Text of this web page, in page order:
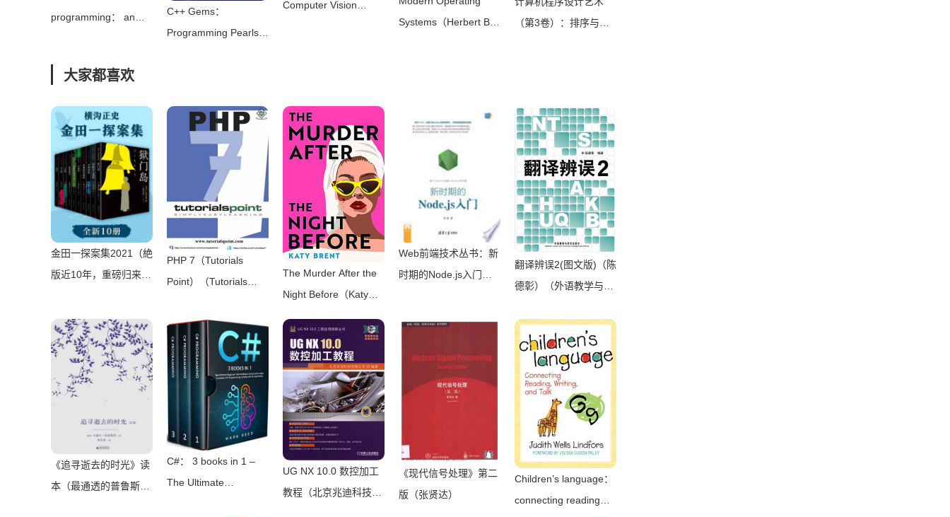
programming： an
Shifrin）（Leonid
C++ Gems：
Programming Pearls
Lippman (Editor)）
（SIGS 1997）
Computer Vision
Systems（Herbert Bos
（第3卷）：排序与查
大家都喜欢
金田一探案集2021（絶
版近10年，重磅归来！
乱步、青山刚昌推荐。
惊骇悬念+诡秘人性，
入坑推理佳选，一套10
本过足瘾！精美和风装
帧，日本系列销量超
5500万册）（横沟正
史）（壹页科技
2021）
PHP 7（Tutorials
Point）（Tutorials
The Murder After the
Night Before（Katy
2024）
Web前端技术丛书：新
时期的Node.js入门
翻译辨误2(图文版)（陈
德彰）（外语教学与研
《追寻逝去的时光》读
本（最通透的普鲁斯特
C#： 3 books in 1 –
The Ultimate
UG NX 10.0 数控加工
教程（北京兆迪科技有
《现代信号处理》第二
版（张贤达）
Children’s language：
connecting reading，